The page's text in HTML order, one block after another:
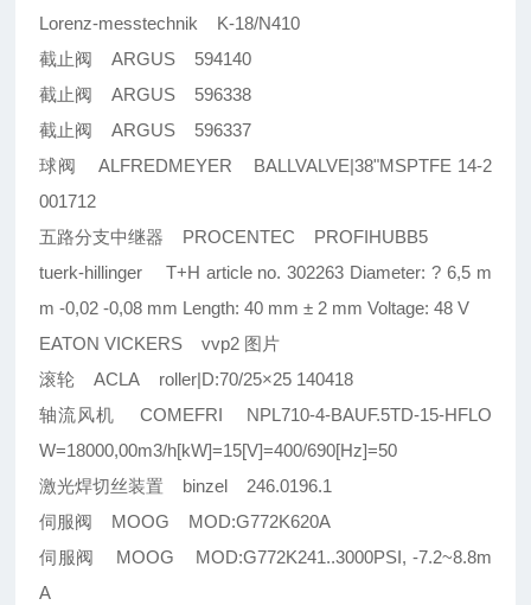
Lorenz-messtechnik K-18/N410
截止阀 ARGUS 594140
截止阀 ARGUS 596338
截止阀 ARGUS 596337
球阀 ALFREDMEYER BALLVALVE|38"MSPTFE 14-2
001712
五路分支中继器 PROCENTEC PROFIHUBB5
tuerk-hillinger T+H article no. 302263 Diameter: ? 6,5 m
m -0,02 -0,08 mm Length: 40 mm ± 2 mm Voltage: 48 V
EATON VICKERS vvp2 图片
滚轮 ACLA roller|D:70/25×25 140418
轴流风机 COMEFRI NPL710-4-BAUF.5TD-15-HFLO
W=18000,00m3/h[kW]=15[V]=400/690[Hz]=50
激光焊切丝装置 binzel 246.0196.1
伺服阀 MOOG MOD:G772K620A
伺服阀 MOOG MOD:G772K241..3000PSI, -7.2~8.8m
A